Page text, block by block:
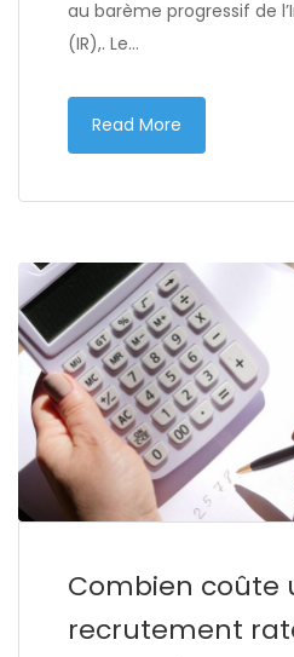
au barème progressif de
(IR),. Le…
Read More
Combien coûte
recrutement